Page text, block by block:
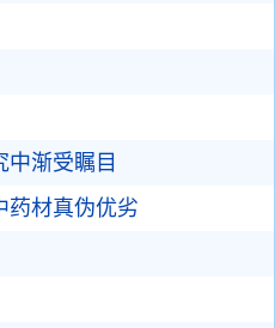
中渐受瞩目
材真伪优劣